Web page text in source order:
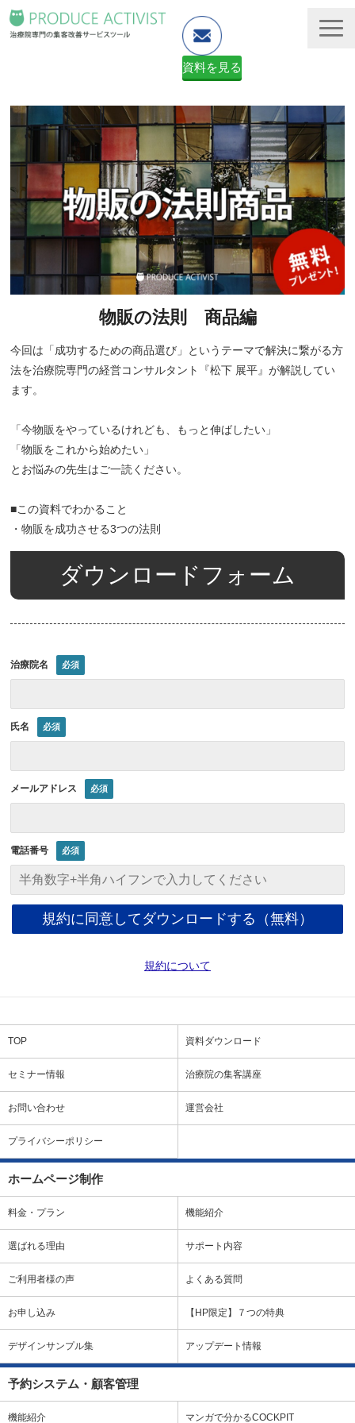
資料を見る
予約システム・顧客管理
資料ダウンロード（無料）
２ヶ月無料体験申し込みフォーム
物販の法則　商品編
今回は「成功するための商品選び」というテーマで解決に繋がる方
法を治療院専門の経営コンサルタント『松下 展平』が解説してい
ます。
「今物販をやっているけれども、もっと伸ばしたい」
「物販をこれから始めたい」
とお悩みの先生はご一読ください。
■この資料でわかること
・物販を成功させる3つの法則
ダウンロードフォーム
治療院名
氏名
メールアドレス
電話番号
規約について
TOP 資料ダウンロード
セミナー情報 治療院の集客講座
お問い合わせ 運営会社
プライバシーポリシー
ホームページ制作
料金・プラン 機能紹介
選ばれる理由 サポート内容
ご利用者様の声 よくある質問
お申し込み 【HP限定】７つの特典
デザインサンプル集 アップデート情報
予約システム・顧客管理
機能紹介 マンガで分かるCOCKPIT